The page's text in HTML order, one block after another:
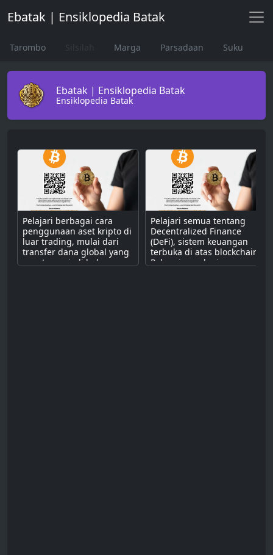
Ebatak | Ensiklopedia Batak
Tarombo Marga Parsadaan Suku
Ebatak | Ensiklopedia Batak
Ensiklopedia Batak
Pelajari berbagai cara
penggunaan aset kripto di
luar trading, mulai dari
transfer dana global yang
cepat, menjadi bahan
Pelajari semua tentang
Decentralized Finance
(DeFi), sistem keuangan
terbuka di atas blockchain.
Pahami cara kerjanya